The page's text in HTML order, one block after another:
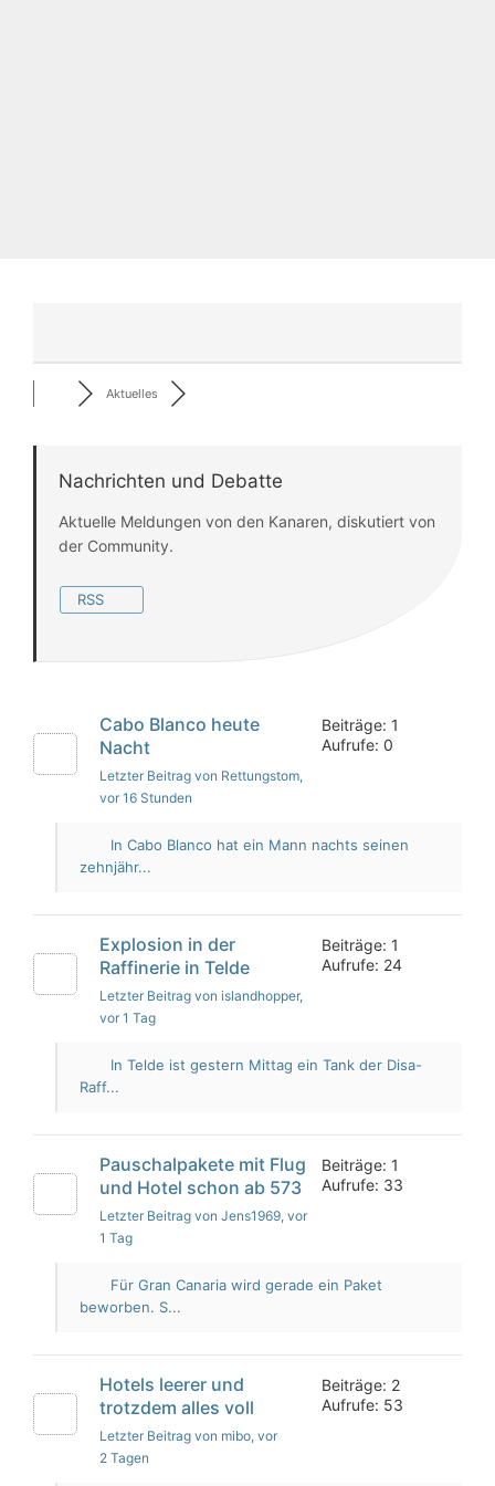
Aktuelles
Nachrichten und Debatte
Aktuelle Meldungen von den Kanaren, diskutiert von
der Community.
RSS
Cabo Blanco heute
Nacht
Letzter Beitrag von Rettungstom,
vor 16 Stunden
Beiträge: 1
Aufrufe: 0
In Cabo Blanco hat ein Mann nachts seinen
zehnjähr...
Explosion in der
Raffinerie in Telde
Letzter Beitrag von islandhopper,
vor 1 Tag
Beiträge: 1
Aufrufe: 24
In Telde ist gestern Mittag ein Tank der Disa-
Raff...
Pauschalpakete mit Flug
und Hotel schon ab 573
Letzter Beitrag von Jens1969, vor
1 Tag
Beiträge: 1
Aufrufe: 33
Für Gran Canaria wird gerade ein Paket
beworben. S...
Hotels leerer und
trotzdem alles voll
Letzter Beitrag von mibo, vor
2 Tagen
Beiträge: 2
Aufrufe: 53